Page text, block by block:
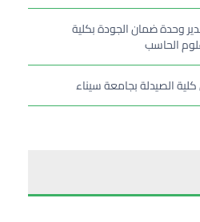
وحدة ضمان الجودة بكلية
الحاسب
كلية الصيدلة بجامعة سيناء